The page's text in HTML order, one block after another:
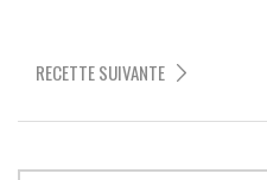
RECETTE SUIVANTE